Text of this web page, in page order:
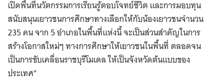
เปิดพื้นที่นวัตกรรมการเรียนรู้ตอบโจทย์ชีวิต และการมอบทุน
สนับสนุนเยาวชนการศึกษาทางเลือกให้กับน้องเยาวชนจำนวน
235 คน จาก 5 อำเภอในพื้นที่แห่งนี้ จะเป็นส่วนสำคัญในการ
สร้างโอกาสใหม่ๆ ทางการศึกษาให้เยาวชนในพื้นที่ ตลอดจน
เป็นการขับเคลื่อนราชบุรีโมเดล ให้เป็นจังหวัดต้นแบบของ
ประเทศ”